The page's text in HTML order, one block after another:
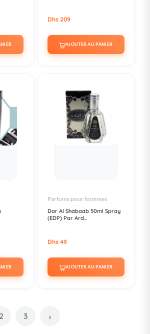
Dhs 209
AJOUTER AU PANIER
Parfums pour hommes
Dar Al Shabaab 50ml Spray
(EDP) Par Ard...
Dhs 49
AJOUTER AU PANIER
2 3 ›